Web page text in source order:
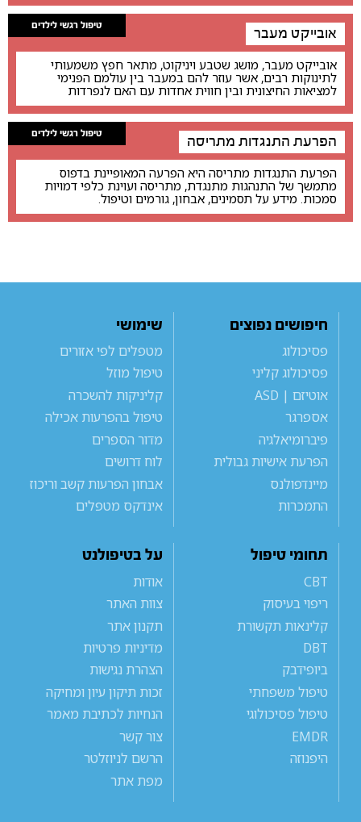
טיפול רגשי לילדים אובייקט מעבר
אובייקט מעבר, מושג שטבע ויניקוט, מתאר חפץ משמעותי
לתינוקות רבים, אשר עוזר להם במעבר בין עולמם הפנימי
למציאות החיצונית ובין חווית אחדות עם האם לנפרדות
טיפול רגשי לילדים הפרעת התנגדות מתריסה
הפרעת התנגדות מתריסה היא הפרעה המאופיינת בדפוס
מתמשך של התנהגות מתנגדת, מתריסה ועוינת כלפי דמויות
סמכות. מידע על תסמינים, אבחון, גורמים וטיפול.
חיפושים נפוצים
פסיכולוג
פסיכולוג קליני
אוטיזם | ASD
אספרגר
פיברומיאלגיה
הפרעת אישיות גבולית
מיינדפולנס
התמכרות
שימושי
מטפלים לפי אזורים
טיפול מוזל
קליניקות להשכרה
טיפול בהפרעות אכילה
מדור הספרים
לוח דרושים
אבחון הפרעות קשב וריכוז
אינדקס מטפלים
תחומי טיפול
CBT
ריפוי בעיסוק
קלינאות תקשורת
DBT
ביופידבק
טיפול משפחתי
טיפול פסיכולוגי
EMDR
היפנוזה
על בטיפולנט
אודות
צוות האתר
תקנון אתר
מדיניות פרטיות
הצהרת נגישות
זכות תיקון עיון ומחיקה
הנחיות לכתיבת מאמר
צור קשר
הרשם לניוזלטר
מפת אתר